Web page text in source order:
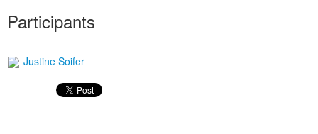
Participants
Justine Soifer